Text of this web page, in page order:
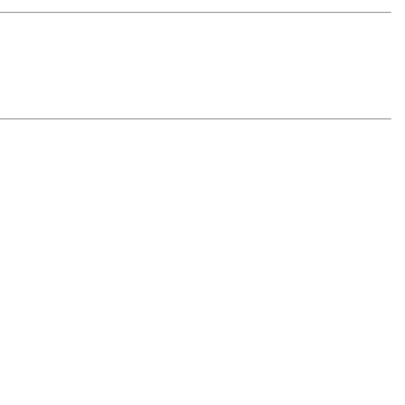
Vipps, Klarna och Google Pay.
debiteras kortet/fakturan.